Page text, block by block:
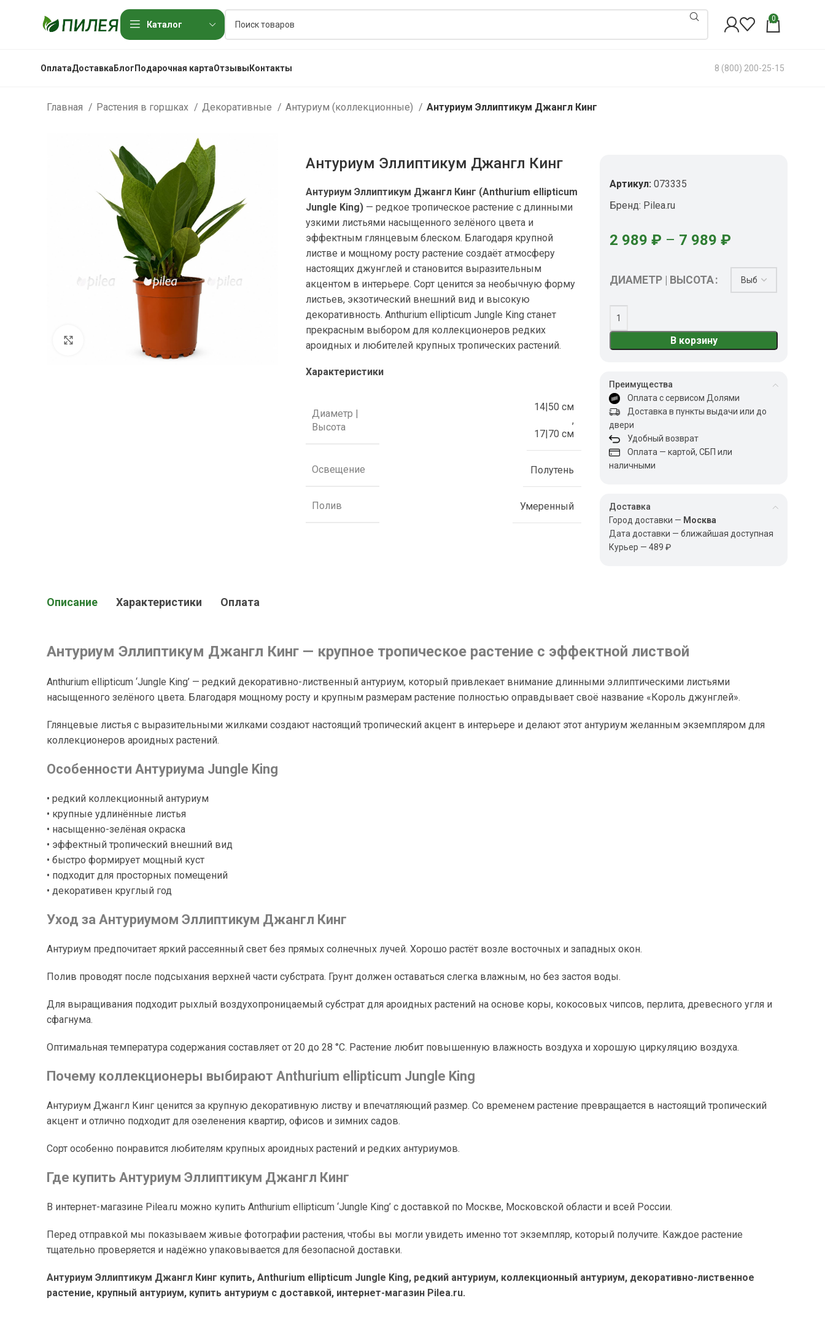
Каталог
0
ОплатаДоставка Блог Подарочная картаОтзывы Контакты 8 (800) 200-25-15
Главная Растения в горшках Декоративные Антуриум (коллекционные) Антуриум Эллиптикум Джангл Кинг
Нажмите, чтобы увеличить
Антуриум Эллиптикум Джангл Кинг
Антуриум Эллиптикум Джангл Кинг (Anthurium ellipticum
Jungle King) — редкое тропическое растение с длинными
узкими листьями насыщенного зелёного цвета и
эффектным глянцевым блеском. Благодаря крупной
листве и мощному росту растение создаёт атмосферу
настоящих джунглей и становится выразительным
акцентом в интерьере. Сорт ценится за необычную форму
листьев, экзотический внешний вид и высокую
декоративность. Anthurium ellipticum Jungle King станет
прекрасным выбором для коллекционеров редких
ароидных и любителей крупных тропических растений.
Характеристики
Диаметр |
Высота
14|50 см
,
17|70 см
Освещение Полутень
Полив Умеренный
Артикул:073335
Бренд: Pilea.ru
2 989₽ – 7 989₽
ДИАМЕТР | ВЫСОТА
В корзину
Преимущества
Оплата с сервисом Долями
Доставка в пункты выдачи или до
двери
Удобный возврат
Оплата — картой, СБП или
наличными
Доставка
Город доставки — Москва
Дата доставки — ближайшая доступная
Курьер — 489 ₽
Описание Характеристики Оплата
Антуриум Эллиптикум Джангл Кинг — крупное тропическое растение с эффектной листвой
Anthurium ellipticum ‘Jungle King’ — редкий декоративно-лиственный антуриум, который привлекает внимание длинными эллиптическими листьями
насыщенного зелёного цвета. Благодаря мощному росту и крупным размерам растение полностью оправдывает своё название «Король джунглей».
Глянцевые листья с выразительными жилками создают настоящий тропический акцент в интерьере и делают этот антуриум желанным экземпляром для
коллекционеров ароидных растений.
Особенности Антуриума Jungle King
• редкий коллекционный антуриум
• крупные удлинённые листья
• насыщенно-зелёная окраска
• эффектный тропический внешний вид
• быстро формирует мощный куст
• подходит для просторных помещений
• декоративен круглый год
Уход за Антуриумом Эллиптикум Джангл Кинг
Антуриум предпочитает яркий рассеянный свет без прямых солнечных лучей. Хорошо растёт возле восточных и западных окон.
Полив проводят после подсыхания верхней части субстрата. Грунт должен оставаться слегка влажным, но без застоя воды.
Для выращивания подходит рыхлый воздухопроницаемый субстрат для ароидных растений на основе коры, кокосовых чипсов, перлита, древесного угля и
сфагнума.
Оптимальная температура содержания составляет от 20 до 28 °C. Растение любит повышенную влажность воздуха и хорошую циркуляцию воздуха.
Почему коллекционеры выбирают Anthurium ellipticum Jungle King
Антуриум Джангл Кинг ценится за крупную декоративную листву и впечатляющий размер. Со временем растение превращается в настоящий тропический
акцент и отлично подходит для озеленения квартир, офисов и зимних садов.
Сорт особенно понравится любителям крупных ароидных растений и редких антуриумов.
Где купить Антуриум Эллиптикум Джангл Кинг
В интернет-магазине Pilea.ru можно купить Anthurium ellipticum ‘Jungle King’ с доставкой по Москве, Московской области и всей России.
Перед отправкой мы показываем живые фотографии растения, чтобы вы могли увидеть именно тот экземпляр, который получите. Каждое растение
тщательно проверяется и надёжно упаковывается для безопасной доставки.
Антуриум Эллиптикум Джангл Кинг купить, Anthurium ellipticum Jungle King, редкий антуриум, коллекционный антуриум, декоративно-лиственное
растение, крупный антуриум, купить антуриум с доставкой, интернет-магазин Pilea.ru.